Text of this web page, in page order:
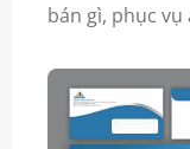
bán gì, phục vụ